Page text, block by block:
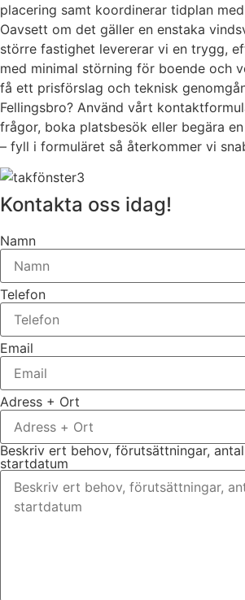
placering samt koordinerar tidplan
Oavsett om det gäller en enstaka
större fastighet levererar vi en trygg,
med minimal störning för boende och
få ett prisförslag och teknisk
Fellingsbro? Använd vårt
frågor, boka platsbesök eller begära
– fyll i formuläret så återkommer vi
Kontakta oss idag!
Namn
Telefon
Email
Adress + Ort
Beskriv ert behov, förutsättningar,
startdatum